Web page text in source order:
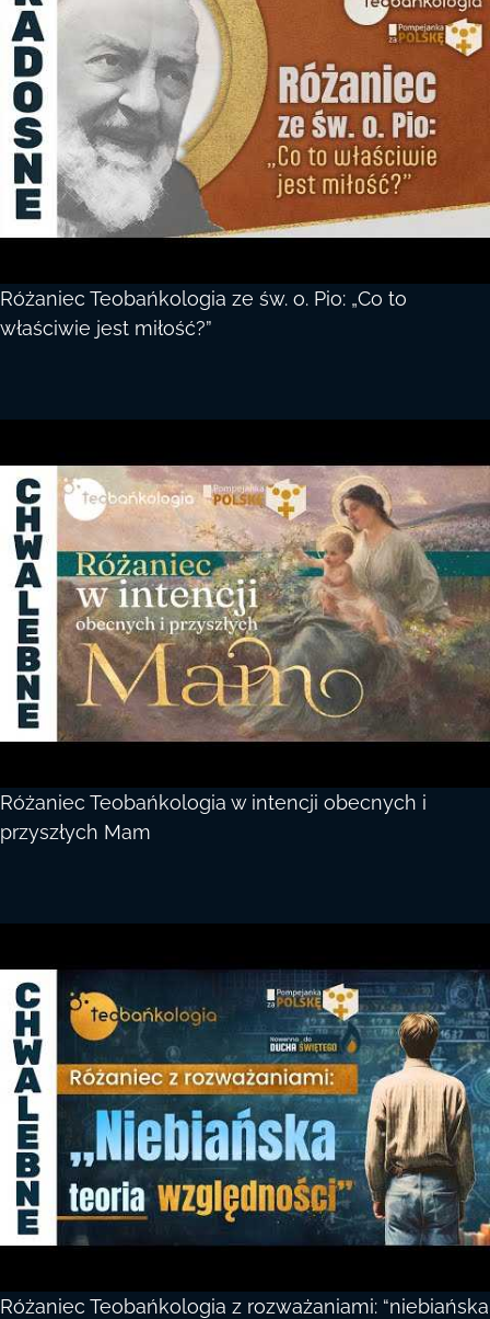
Różaniec Teobańkologia ze św. o. Pio: „Co to
właściwie jest miłość?”
Różaniec Teobańkologia w intencji obecnych i
przyszłych Mam
Różaniec Teobańkologia z rozważaniami: “niebiańska